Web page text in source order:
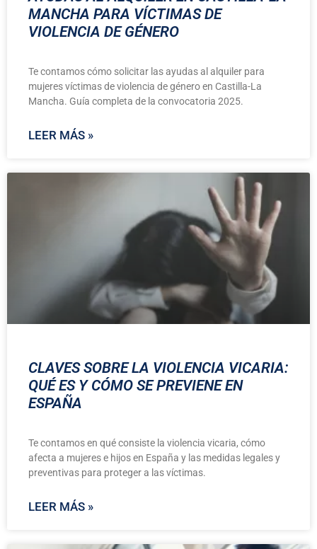
MANCHA PARA VÍCTIMAS DE
VIOLENCIA DE GÉNERO
Te contamos cómo solicitar las ayudas al alquiler para
mujeres víctimas de violencia de género en Castilla-La
Mancha. Guía completa de la convocatoria 2025.
LEER MÁS »
CLAVES SOBRE LA VIOLENCIA VICARIA:
QUÉ ES Y CÓMO SE PREVIENE EN
ESPAÑA
Te contamos en qué consiste la violencia vicaria, cómo
afecta a mujeres e hijos en España y las medidas legales y
preventivas para proteger a las víctimas.
LEER MÁS »